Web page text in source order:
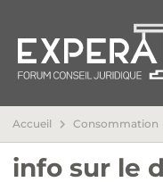
Accueil Consommation
info sur le